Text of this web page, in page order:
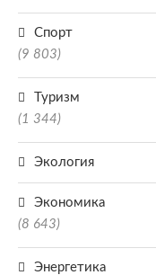
Спорт
(9 803)
Туризм
(1 344)
Экология
Экономика
(8 643)
Энергетика